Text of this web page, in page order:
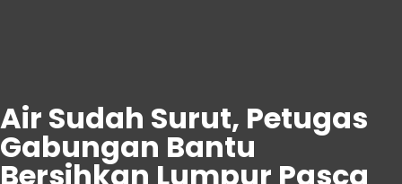
Air Sudah Surut, Petugas
Gabungan Bantu
Bersihkan Lumpur Pasca